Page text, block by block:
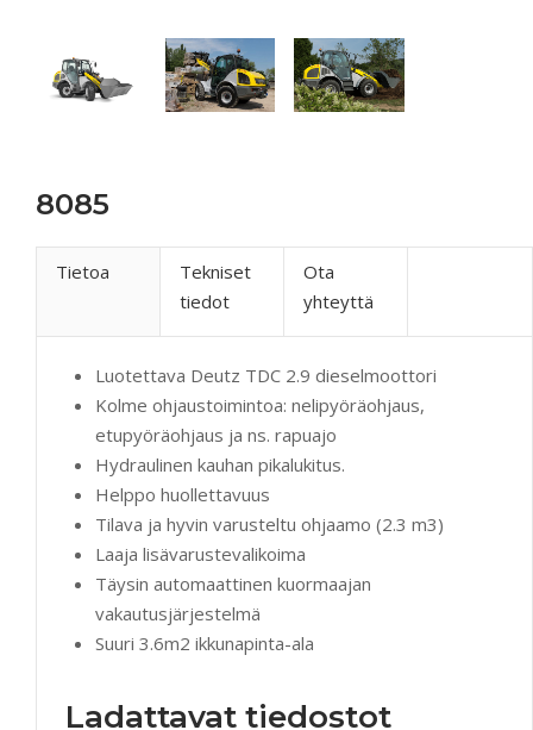
8085
Tietoa
Tekniset
tiedot
Ota
yhteyttä
Luotettava Deutz TDC 2.9 dieselmoottori
Kolme ohjaustoimintoa: nelipyöräohjaus,
etupyöräohjaus ja ns. rapuajo
Hydraulinen kauhan pikalukitus.
Helppo huollettavuus
Tilava ja hyvin varusteltu ohjaamo (2.3 m3)
Laaja lisävarustevalikoima
Täysin automaattinen kuormaajan
vakautusjärjestelmä
Suuri 3.6m2 ikkunapinta-ala
Ladattavat tiedostot